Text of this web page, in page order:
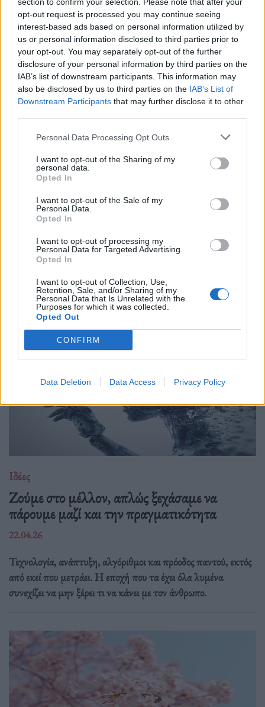
opt-out request is processed you may continue seeing
interest-based ads based on personal information utilized by
us or personal information disclosed to third parties prior to
your opt-out. You may separately opt-out of the further
disclosure of your personal information by third parties on the
IAB’s list of downstream participants. This information may
also be disclosed by us to third parties on the IAB’s List of
Downstream Participants that may further disclose it to other
Personal Data Processing Opt Outs
I want to opt-out of the Sharing of my
personal data.
Opted In
I want to opt-out of the Sale of my
Personal Data.
Opted In
I want to opt-out of processing my
Personal Data for Targeted Advertising.
Opted In
I want to opt-out of Collection, Use,
Retention, Sale, and/or Sharing of my
Personal Data that Is Unrelated with the
Purposes for which it was collected.
Opted Out
CONFIRM
Data Deletion Data Access Privacy Policy
τελευταίο πράγμα που κρατάει τη δημοκρατία όρθια.
Friend zone: Tο πιο παρεξηγημένο “fail” που
τελικά είναι upgrade
23.04.26
Εκεί που κάποιοι βλέπουν ήττα, κρύβεται η πιο καθαρή
μορφή σχέσης. Λιγότερο στρατηγική, περισσότερη αλήθεια
και καμιά υποχρέωση να αποδείξεις κάτι.
Ιδέες
Ζούμε στο μέλλον, απλώς ξεχάσαμε να
πάρουμε μαζί και την πραγματικότητα
22.04.26
Τεχνολογία, ανάπτυξη, αλγόριθμοι και πρόοδος παντού, εκτός
από εκεί που μετράει. Η εποχή που τα έχει όλα λυμένα
συνεχίζει να μην ξέρει τι να κάνει με τον άνθρωπο.